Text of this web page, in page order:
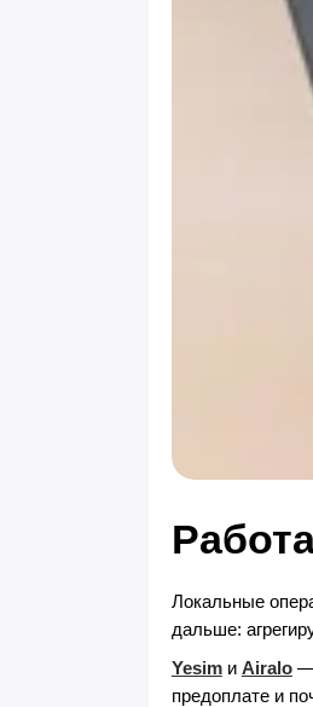
Локальные
дальше:
Yesimи Airalo—
предоплате и